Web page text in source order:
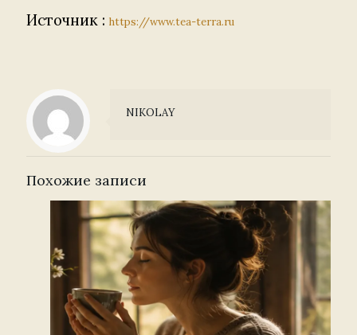
Источник : https://www.tea-terra.ru
NIKOLAY
Похожие записи